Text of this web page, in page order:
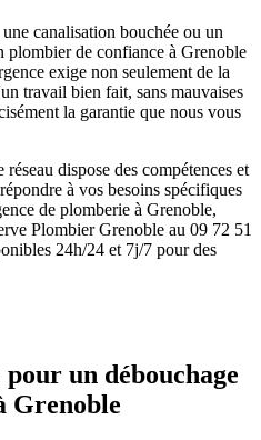
canalisation bouchée ou un
de confiance à Grenoble
exige non seulement de la
travail bien fait, sans mauvaises
la garantie que nous vous
dispose des compétences et
à vos besoins spécifiques
de plomberie à Grenoble,
Plombier Grenoble au 09 72 51
24h/24 et 7j/7 pour des
un débouchage
Grenoble